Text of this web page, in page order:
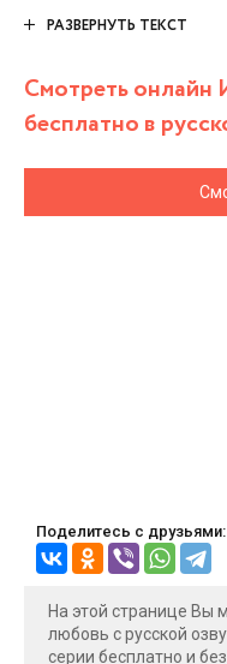
её коллега Эмир
РАЗВЕРНУТЬ ТЕКСТ
Смотреть онлайн
бесплатно в
Поделитесь с друзьями:
На этой странице Вы
любовь с русской
серии бесплатно и